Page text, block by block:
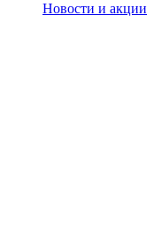
Новости и акции